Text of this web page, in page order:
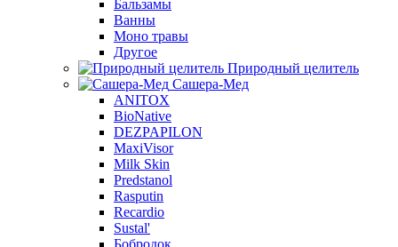
Бальзамы
Ванны
Моно травы
Другое
Природный целитель
Сашера-Мед
ANITOX
BioNative
DEZPAPILON
MaxiVisor
Milk Skin
Predstanol
Rasputin
Recardio
Sustal'
Бобродок